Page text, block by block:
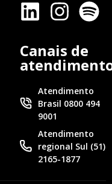
Canais de
Atendimento
Brasil 0800 494
9001
Atendimento
regional Sul (51)
2165-1877